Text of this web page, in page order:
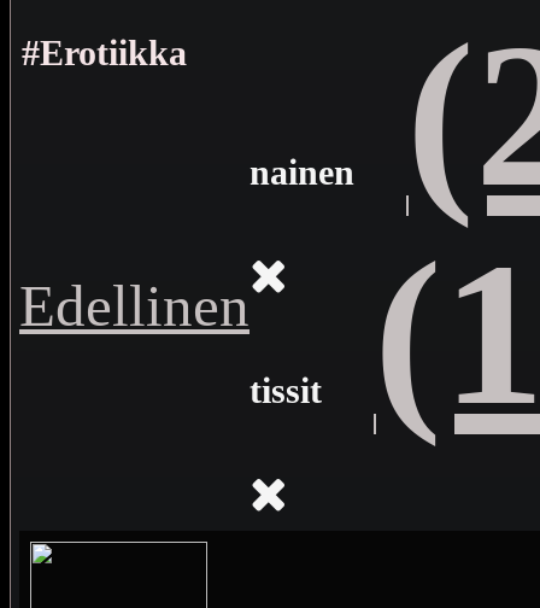
#Erotiikka
Edellinen
nainen
tissit